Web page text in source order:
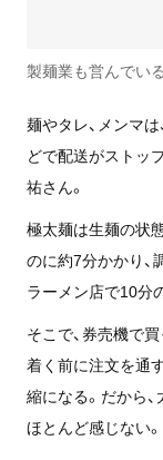
製麺業も営んでい
麺やタレ、メンマ
どで配送がストッ
祐さん。
極太麺は生麺の状
のに約7分かかり、
ラーメン店で10分
そこで、券売機で
着く前に注文を通
縮になる。だから
ほとんど感じない。